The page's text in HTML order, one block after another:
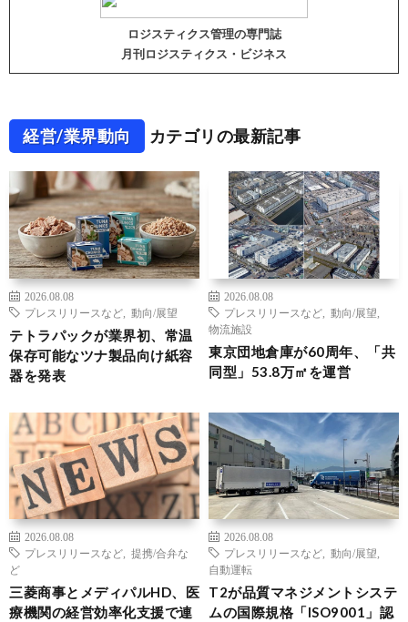
ロジスティクス管理の専門誌
月刊ロジスティクス・ビジネス
経営/業界動向 カテゴリの最新記事
2026.08.08
プレスリリースなど
動向/展望
テトラパックが業界初、常温
保存可能なツナ製品向け紙容
器を発表
2026.08.08
プレスリリースなど
動向/展望
物流施設
東京団地倉庫が60周年、「共
同型」53.8万㎡を運営
2026.08.08
プレスリリースなど
提携/合弁な
ど
三菱商事とメディパルHD、医
療機関の経営効率化支援で連
2026.08.08
プレスリリースなど
動向/展望
自動運転
T2が品質マネジメントシステ
ムの国際規格「ISO9001」認